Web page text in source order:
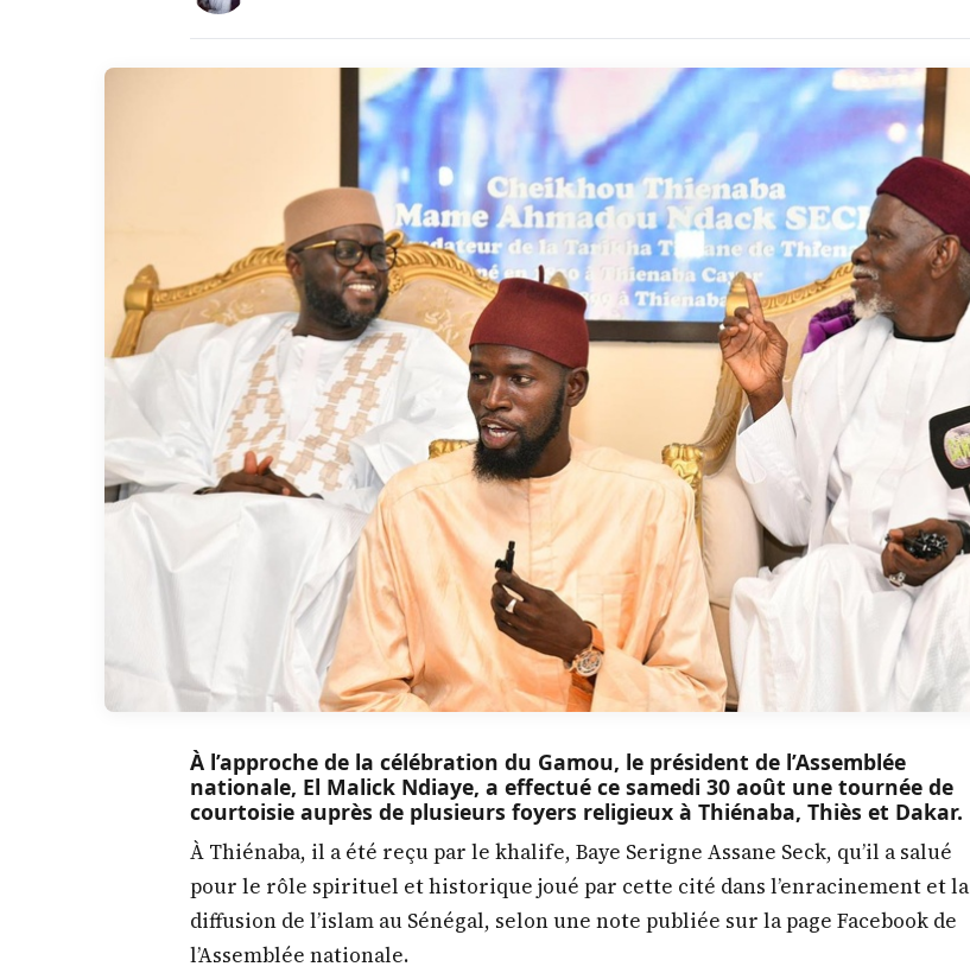
À l’approche de la célébration du Gamou, le président de l’Assemblée
nationale, El Malick Ndiaye, a effectué ce samedi 30 août une tournée de
courtoisie auprès de plusieurs foyers religieux à Thiénaba, Thiès et Dakar.
À Thiénaba, il a été reçu par le khalife, Baye Serigne Assane Seck, qu’il a salué
pour le rôle spirituel et historique joué par cette cité dans l’enracinement et la
diffusion de l’islam au Sénégal, selon une note publiée sur la page Facebook de
l’Assemblée nationale.